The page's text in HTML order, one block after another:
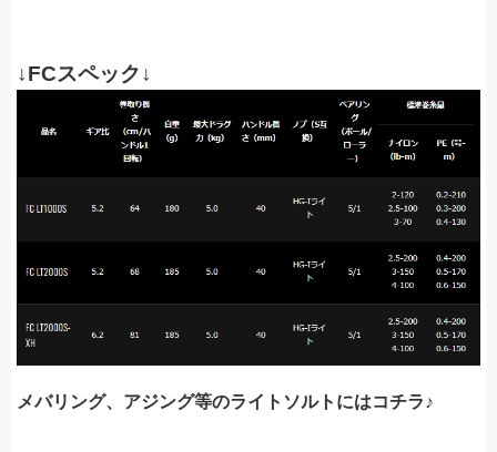
↓FCスペック↓
メバリング、アジング等のライトソルトにはコチラ♪